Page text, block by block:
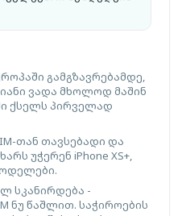
გამგზავრებამდე,
ვადა მხოლოდ მაშინ
ქსელს პირველად
თან თავსებადი და
უჭერენ iPhone XS+,
სკანირდება -
ნუ წაშლით. საჭიროების